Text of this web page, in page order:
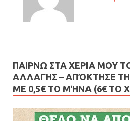
ΠΑΙΡΝΩ ΣΤΑ ΧΕΡΙΑ ΜΟΥ
ΑΛΛΑΓΗΣ – AΠΌΚΤΗΣΕ
ΜΕ 0,5€ ΤΟ ΜΉΝΑ (6€ ΤΟ